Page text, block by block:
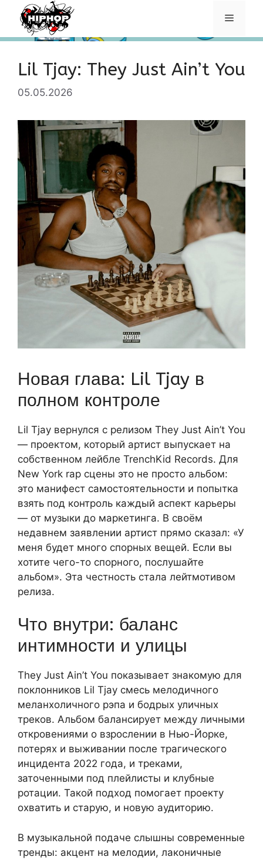
Перейти
содержимому
Меню
Lil Tjay: They Just Ain’t You
05.05.2026
Новая глава: Lil Tjay в
полном контроле
Lil Tjay вернулся с релизом They Just Ain’t You
— проектом, который артист выпускает на
собственном лейбле TrenchKid Records. Для
New York rap сцены это не просто альбом:
это манифест самостоятельности и попытка
взять под контроль каждый аспект карьеры
— от музыки до маркетинга. В своём
недавнем заявлении артист прямо сказал: «У
меня будет много спорных вещей. Если вы
хотите чего-то спорного, послушайте
альбом». Эта честность стала лейтмотивом
релиза.
Что внутри: баланс
интимности и улицы
They Just Ain’t You показывает знакомую для
поклонников Lil Tjay смесь мелодичного
меланхоличного рэпа и бодрых уличных
треков. Альбом балансирует между личными
откровениями о взрослении в Нью-Йорке,
потерях и выживании после трагического
инцидента 2022 года, и треками,
заточенными под плейлисты и клубные
ротации. Такой подход помогает проекту
охватить и старую, и новую аудиторию.
В музыкальной подаче слышны современные
тренды: акцент на мелодии, лаконичные